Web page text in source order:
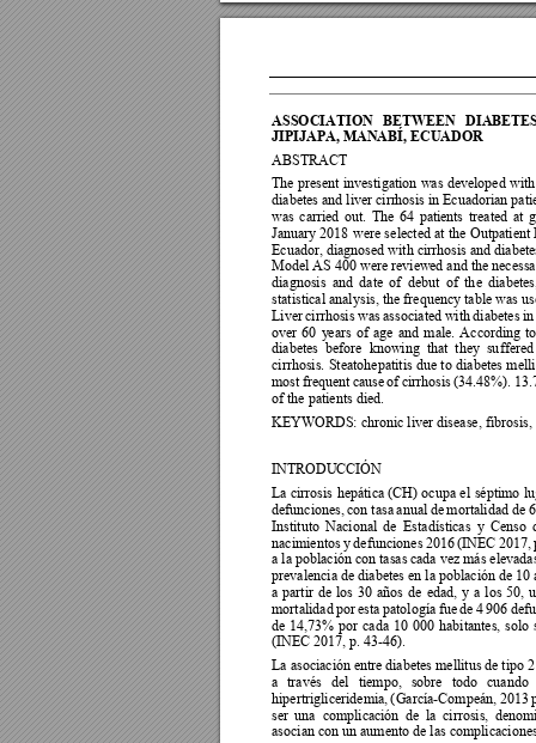
ASSOCIATION BETWEEN DIABETE
JIPIJAPA, MANABÍ, ECUADOR
ABSTRACT
The present investigation was developed
diabetes and liver cirrhosis in Ecuadorian
was carried out. The 64 patients treated at
January 2018 were selected at the Outpatient
Ecuador, diagnosed with cirrhosis and
Model AS 400 were reviewed and the
diagnosis and date of debut of the
statistical analysis, the frequency table was
Liver cirrhosis was associated with diabetes in
over 60 years of age and male. According
diabetes  before  knowing  that  they
  su
cirrhosis. Steatohepatitis due to diabetes
most frequent cause of cirrhosis (34.48%).
of the patients died.
KEYWORDS: chronic liver disease,
INTRODUCCIÓN
La cirrosis hepática (CH) ocupa el séptimo
defunciones, con tasa anual de mortalidad de
Instituto Nacional de Estadísticas y Censo
nacimientos y defunciones 2016 (INEC 2017,
a la población con tasas cada vez más
prevalencia de diabetes en la población de 10
a partir de los 30 años de edad, y a los 50,
mortalidad por esta patología fue de 4 906
de 14,73% por cada 10 000 habitantes, solo
(INEC 2017, p. 43-46).
La asociación entre diabetes mellitus de tipo
a través del tiempo, sobre todo cuando
hipertrigliceridemia, (García-Compeán, 2013
ser una  complicación de la cirrosis,
asocian con un aumento de las